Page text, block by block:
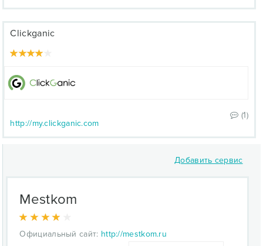
Clickganic
(1)
http://my.clickganic.com
Добавить сервис
Mestkom
Официальный сайт: http://mestkom.ru